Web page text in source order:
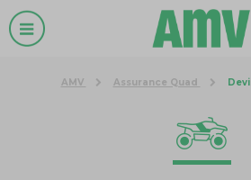
AMV Assurance Quad